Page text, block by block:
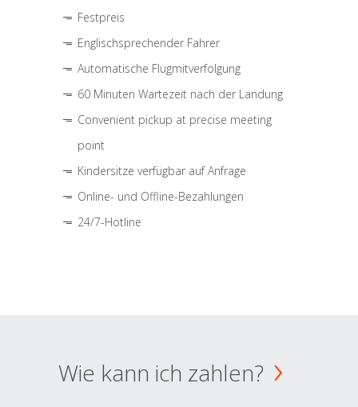
Festpreis
Englischsprechender Fahrer
Automatische Flugmitverfolgung
60 Minuten Wartezeit nach der Landung
Convenient pickup at precise meeting
point
Kindersitze verfügbar auf Anfrage
Online- und Offline-Bezahlungen
24/7-Hotline
Wie kann ich zahlen?